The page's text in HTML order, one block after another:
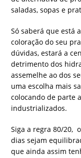
saladas, sopas e
Só saberá que está
coloração do seu
dúvidas, estará a
detrimento dos
assemelhe ao dos
uma escolha mais
colocando de parte
industrializados.
Siga a regra 80/20,
dias sejam
que ainda assim